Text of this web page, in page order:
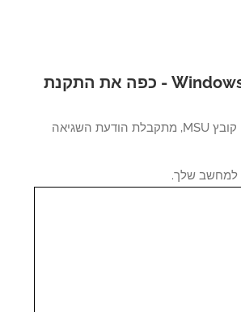
ערכת לימוד Windows - כפה את התקנת
בעת ניסיון להתקין קובץ MSU, מתקבלת הודעת השגיאה
שלך.